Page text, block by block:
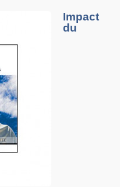
Impact
du